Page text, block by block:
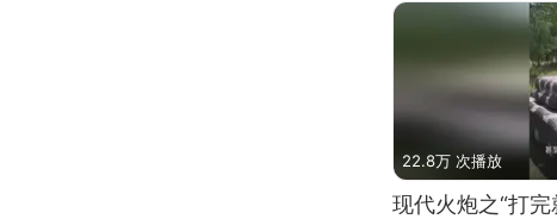
22.8万 次播放
现代火炮之“打